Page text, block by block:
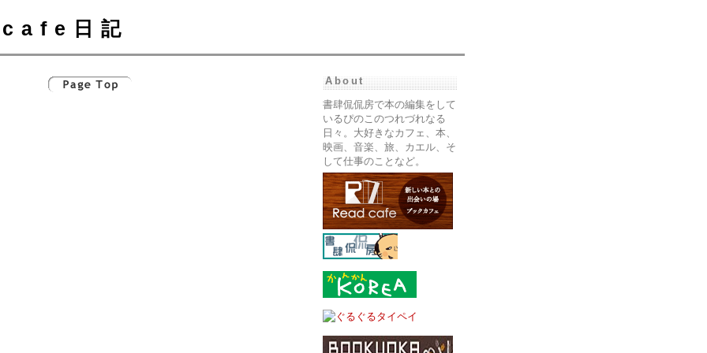
cafe日記
About
書肆侃侃房で本の編集をして
いるぴのこのつれづれなる
日々。大好きなカフェ、本、
映画、音楽、旅、カエル、そ
して仕事のことなど。